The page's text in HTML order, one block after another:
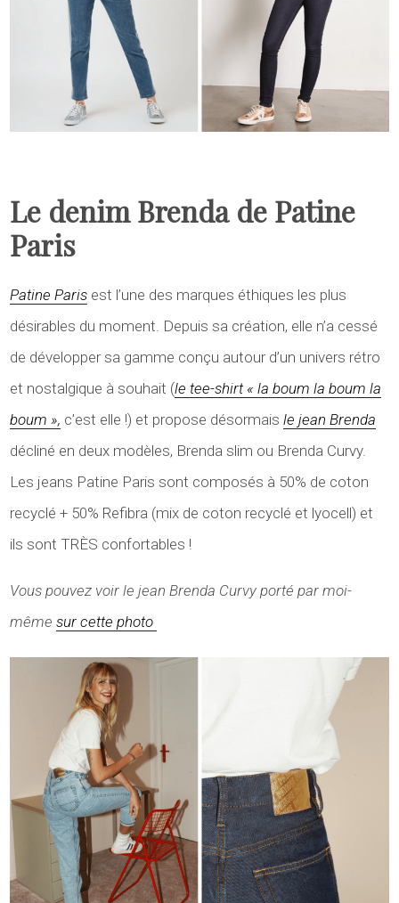
Le denim Brenda de Patine
Paris
Patine Paris est l’une des marques éthiques les plus
désirables du moment. Depuis sa création, elle n’a cessé
de développer sa gamme conçu autour d’un univers rétro
et nostalgique à souhait (le tee-shirt « la boum la boum la
boum », c’est elle !) et propose désormaisle jean Brenda
décliné en deux modèles, Brenda slim ou Brenda Curvy.
Les jeans Patine Paris sont composés à 50% de coton
recyclé + 50% Refibra (mix de coton recyclé et lyocell) et
ils sont TRÈS confortables !
Vous pouvez voir le jean Brenda Curvy porté par moi-
mêmesur cette photo